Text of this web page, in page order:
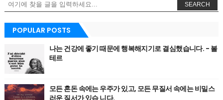
SEARCH
POPULAR POSTS
나는 건강에 좋기 때문에 행복해지기로 결심했습니다. - 볼
테르
모든 혼돈 속에는 우주가 있고, 모든 무질서 속에는 비밀스